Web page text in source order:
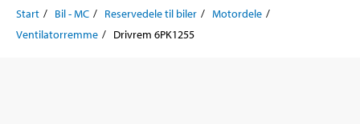
Start Bil - MC Reservedele til biler
Motordele
Ventilatorremme
Drivrem 6PK1255